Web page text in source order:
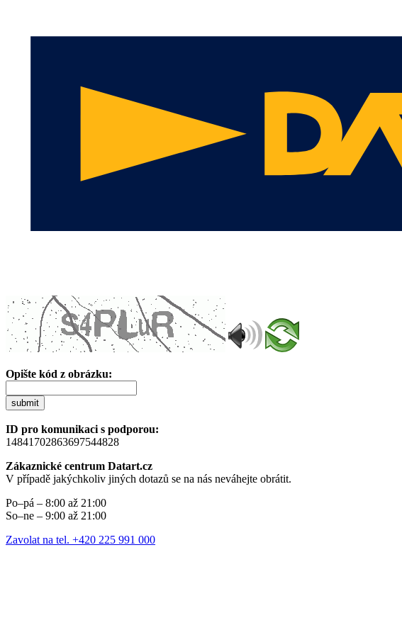
Opište kód z obrázku:
submit
ID pro komunikaci s podporou:
14841702863697544828
Zákaznické centrum Datart.cz
V případě jakýchkoliv jiných dotazů se na nás neváhejte obrátit.
Po–pá – 8:00 až 21:00
So–ne – 9:00 až 21:00
Zavolat na tel. +420 225 991 000